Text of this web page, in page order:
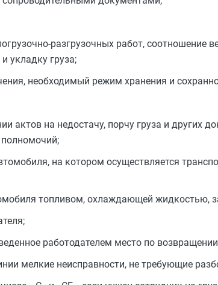
разгрузочных работ, соотношение
укладку груза;
необходимый режим хранения и
актов на недостачу, порчу груза и других
на котором осуществляется
топливом, охлаждающей жидкостью,
работодателем место по
мелкие неисправности, не требующие